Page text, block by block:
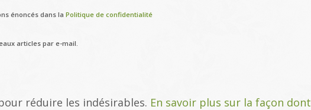
énoncés dans la Politique de confidentialité
articles par e-mail.
réduire les indésirables. En savoir plus sur la façon dont